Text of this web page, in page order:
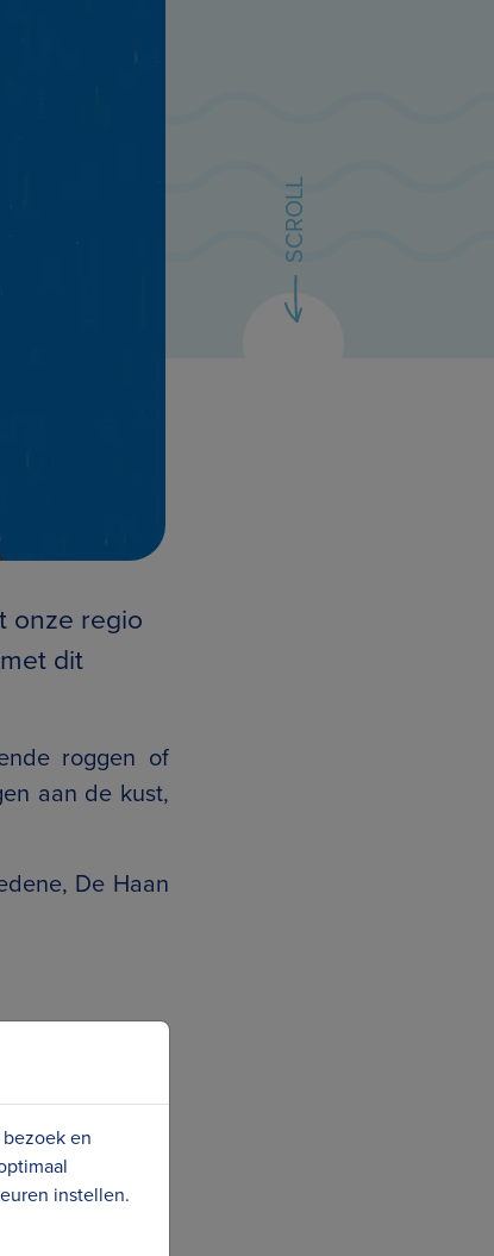
SCROLL
onze regio
dit
roggen of
aan de kust,
De Haan
en
instellen.